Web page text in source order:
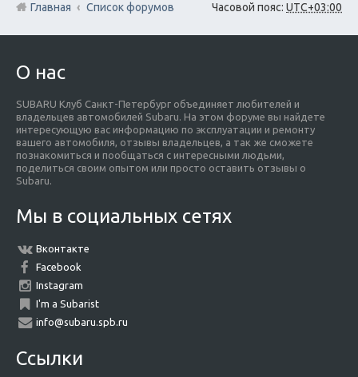
Часовой пояс: UTC+03:00
Главная Список форумов
О нас
SUBARU Клуб Санкт-Петербург объединяет любителей и
владельцев автомобилей Subaru. На этом форуме вы найдете
интересующую вас информацию по эксплуатации и ремонту
вашего автомобиля, отзывы владельцев, а так же сможете
познакомиться и пообщаться с интересными людьми,
поделиться своим опытом или просто оставить отзывы о
Subaru.
Мы в социальных сетях
Вконтакте
Facebook
Instagram
I'm a Subarist
info@subaru.spb.ru
Ссылки